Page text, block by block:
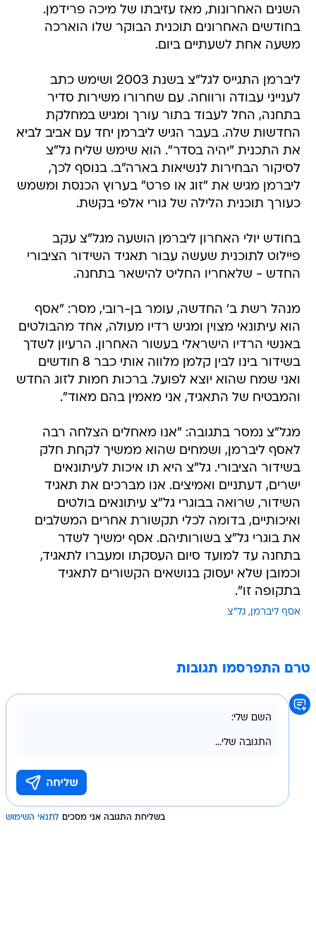
השנים האחרונות, מאז עזיבתו של מיכה פרידמן.
בחודשים האחרונים תוכנית הבוקר שלו הוארכה
משעה אחת לשעתיים ביום.
ליברמן התגייס לגל"צ בשנת 2003 ושימש כתב
לענייני עבודה ורווחה. עם שחרורו משירות סדיר
בתחנה, החל לעבוד בתור עורך ומגיש במחלקת
החדשות שלה. בעבר הגיש ליברמן יחד עם אביב לביא
את התכנית "יהיה בסדר". הוא שימש שליח גל"צ
לסיקור הבחירות לנשיאות בארה"ב. בנוסף לכך,
ליברמן מגיש את "זוג או פרט" בערוץ הכנסת ומשמש
כעורך תוכנית הלילה של גורי אלפי בקשת.
בחודש יולי האחרון ליברמן הושעה מגל"צ עקב
פיילוט לתוכנית שעשה עבור תאגיד השידור הציבורי
החדש - שלאחריו החליט להישאר בתחנה.
מנהל רשת ב' החדשה, עומר בן-רובי, מסר: "אסף
הוא עיתונאי מצוין ומגיש רדיו מעולה, אחד מהבולטים
באנשי הרדיו הישראלי בעשור האחרון. הרעיון לשדך
בשידור בינו לבין קלמן מלווה אותי כבר 8 חודשים
ואני שמח שהוא יוצא לפועל. ברכות חמות לזוג החדש
והמבטיח של התאגיד, אני מאמין בהם מאוד".
מגל"צ נמסר בתגובה: "אנו מאחלים הצלחה רבה
לאסף ליברמן, ושמחים שהוא ממשיך לקחת חלק
בשידור הציבורי. גל"צ היא תו איכות לעיתונאים
ישרים, דעתניים ואמיצים. אנו מברכים את תאגיד
השידור, שרואה בבוגרי גל"צ עיתונאים בולטים
ואיכותיים, בדומה לכלי תקשורת אחרים המשלבים
את בוגרי גל"צ בשורותיהם. אסף ימשיך לשדר
בתחנה עד למועד סיום העסקתו ומעברו לתאגיד,
וכמובן שלא יעסוק בנושאים הקשורים לתאגיד
בתקופה זו".
אסף ליברמן גל"צ
טרם התפרסמו תגובות
בשליחת התגובה אני מסכים לתנאי השימוש